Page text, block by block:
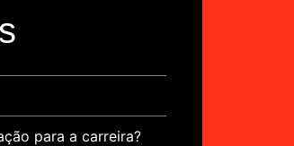
para a carreira?